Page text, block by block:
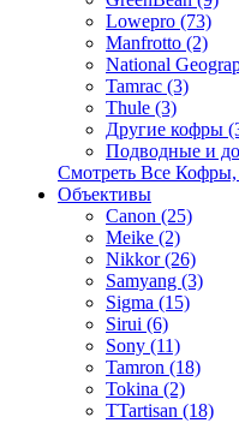
Lowepro (73)
Manfrotto (2)
National
Tamrac (3)
Thule (3)
Другие кофры
Подводные и
Смотреть Все
Объективы
Canon (25)
Meike (2)
Nikkor (26)
Samyang (3)
Sigma (15)
Sirui (6)
Sony (11)
Tamron (18)
Tokina (2)
TTartisan (18)